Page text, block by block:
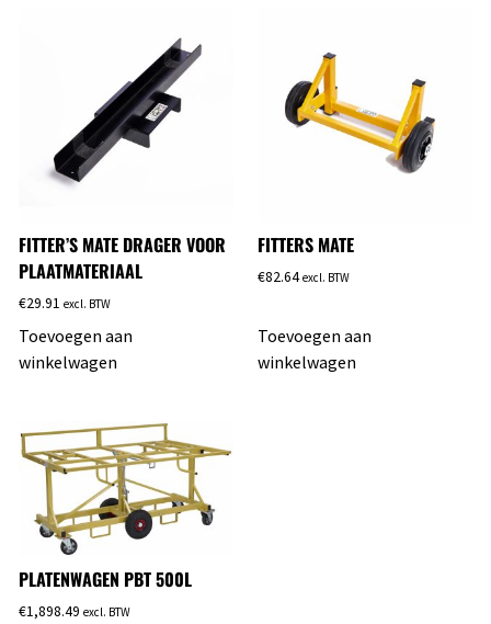
FITTER’S MATE DRAGER VOOR
PLAATMATERIAAL
€29.91 excl. BTW
Toevoegen aan
winkelwagen
FITTERS MATE
€82.64 excl. BTW
Toevoegen aan
winkelwagen
PLATENWAGEN PBT 500L
€1,898.49 excl. BTW